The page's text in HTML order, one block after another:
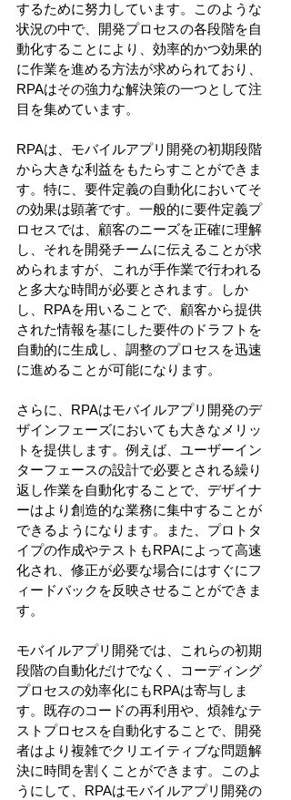
するために努力しています。このような
状況の中で、開発プロセスの各段階を自
動化することにより、効率的かつ効果的
に作業を進める方法が求められており、
RPAはその強力な解決策の一つとして注
目を集めています。
RPAは、モバイルアプリ開発の初期段階
から大きな利益をもたらすことができま
す。特に、要件定義の自動化においてそ
の効果は顕著です。一般的に要件定義プ
ロセスでは、顧客のニーズを正確に理解
し、それを開発チームに伝えることが求
められますが、これが手作業で行われる
と多大な時間が必要とされます。しか
し、RPAを用いることで、顧客から提供
された情報を基にした要件のドラフトを
自動的に生成し、調整のプロセスを迅速
に進めることが可能になります。
さらに、RPAはモバイルアプリ開発のデ
ザインフェーズにおいても大きなメリッ
トを提供します。例えば、ユーザーイン
ターフェースの設計で必要とされる繰り
返し作業を自動化することで、デザイナ
ーはより創造的な業務に集中することが
できるようになります。また、プロトタ
イプの作成やテストもRPAによって高速
化され、修正が必要な場合にはすぐにフ
ィードバックを反映させることができま
す。
モバイルアプリ開発では、これらの初期
段階の自動化だけでなく、コーディング
プロセスの効率化にもRPAは寄与しま
す。既存のコードの再利用や、煩雑なテ
ストプロセスを自動化することで、開発
者はより複雑でクリエイティブな問題解
決に時間を割くことができます。このよ
うにして、RPAはモバイルアプリ開発の